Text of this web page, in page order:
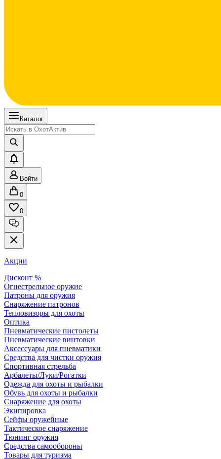
Каталог
Войти
0
0
Акции
Дисконт %
Огнестрельное оружие
Патроны для оружия
Снаряжение патронов
Тепловизоры для охоты
Оптика
Пневматические пистолеты
Пневматические винтовки
Аксессуары для пневматики
Средства для чистки оружия
Спортивная стрельба
Арбалеты/Луки/Рогатки
Одежда для охоты и рыбалки
Обувь для охоты и рыбалки
Снаряжение для охоты
Экипировка
Сейфы оружейные
Тактическое снаряжение
Тюнинг оружия
Средства самообороны
Товары для туризма